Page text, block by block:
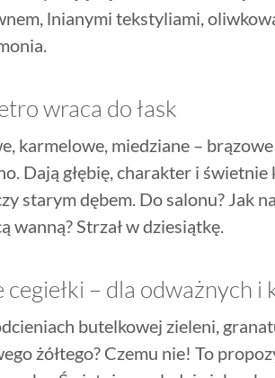
lnianymi tekstyliami,
wraca do łask
karmelowe, miedziane –
Dają głębię, charakter i
starym dębem. Do salonu? Jak
wanną? Strzał w dziesiątkę.
cegiełki – dla odważnych
butelkowej zieleni,
żółtego? Czemu nie! To